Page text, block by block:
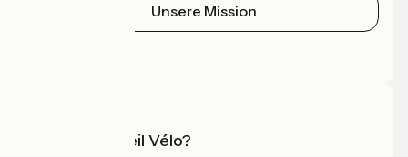
Unsere Mission
Was ist Accueil Vélo?